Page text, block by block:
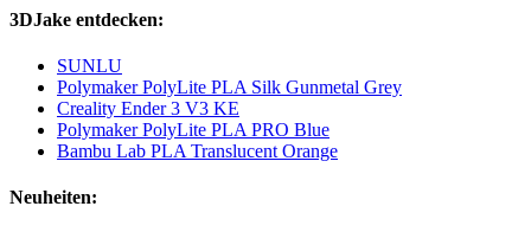
3DJake entdecken:
SUNLU
Polymaker PolyLite PLA Silk Gunmetal Grey
Creality Ender 3 V3 KE
Polymaker PolyLite PLA PRO Blue
Bambu Lab PLA Translucent Orange
Neuheiten: